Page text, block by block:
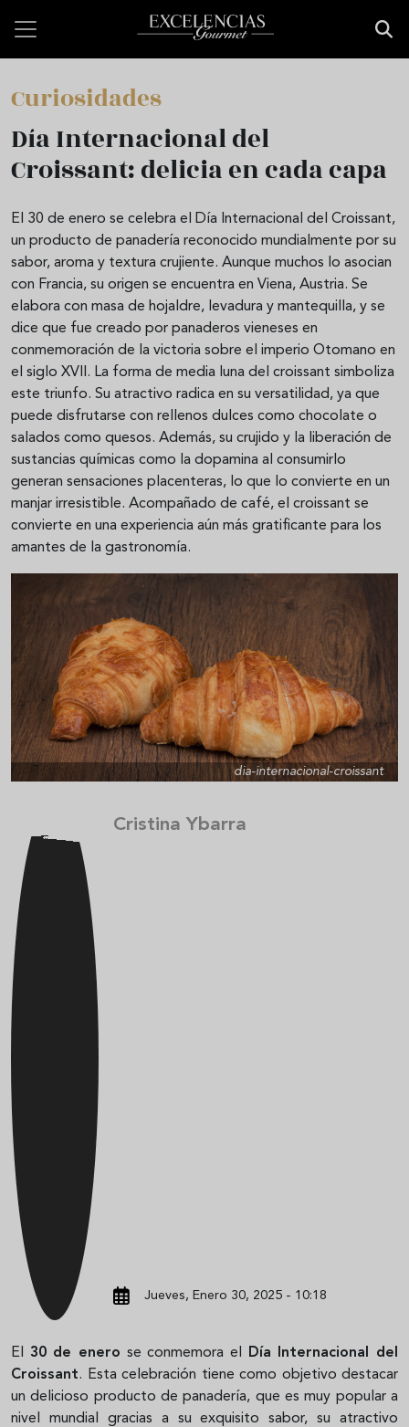
Curiosidades
Día Internacional del
Croissant: delicia en cada capa
El 30 de enero se celebra el Día Internacional del Croissant,
un producto de panadería reconocido mundialmente por su
sabor, aroma y textura crujiente. Aunque muchos lo asocian
con Francia, su origen se encuentra en Viena, Austria. Se
elabora con masa de hojaldre, levadura y mantequilla, y se
dice que fue creado por panaderos vieneses en
conmemoración de la victoria sobre el imperio Otomano en
el siglo XVII. La forma de media luna del croissant simboliza
este triunfo. Su atractivo radica en su versatilidad, ya que
puede disfrutarse con rellenos dulces como chocolate o
salados como quesos. Además, su crujido y la liberación de
sustancias químicas como la dopamina al consumirlo
generan sensaciones placenteras, lo que lo convierte en un
manjar irresistible. Acompañado de café, el croissant se
convierte en una experiencia aún más gratificante para los
amantes de la gastronomía.
dia-internacional-croissant
Cristina Ybarra
Jueves, Enero 30, 2025 - 10:18
El 30 de enero se conmemora el
Día Internacional del
Croissant. Esta celebración tiene como objetivo destacar
un delicioso producto de panadería, que es muy popular a
nivel mundial gracias a su exquisito sabor, su atractivo